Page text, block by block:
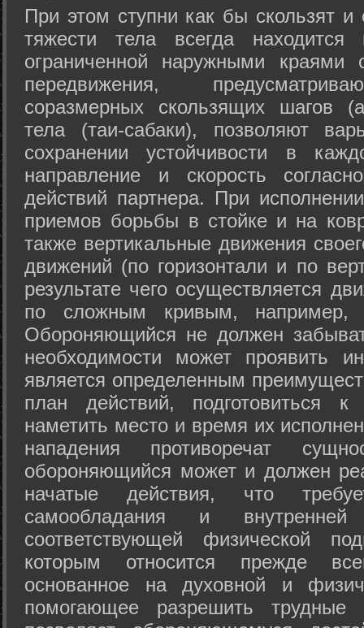
При этом ступни как бы скользят
тяжести тела всегда
ограниченной наружными краями
передвижения,
соразмерных скользящих шагов
тела (таи-сабаки), позволяют
сохранении устойчивости в
направление и скорость
действий партнера. При
приемов борьбы в стойке и на
также вертикальные движения
движений (по горизонтали и по
результате чего осуществляется
по сложным кривым, например,
Обороняющийся не должен
необходимости может проявить
является определенным
план действий, подготовиться
наметить место и время их
нападения противоречат
обороняющийся может и должен
начатые действия, что
самообладания и
соответствующей физической
которым относится прежде
основанное на духовной и
помогающее разрешить